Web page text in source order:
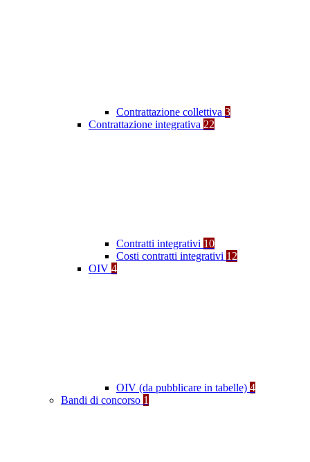
Contrattazione collettiva 3
Contrattazione integrativa 22
Contratti integrativi 10
Costi contratti integrativi 12
OIV 4
OIV (da pubblicare in tabelle) 4
Bandi di concorso 1